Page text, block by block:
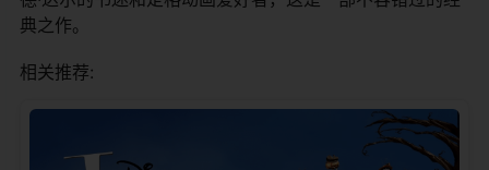
典之作。
相关推荐: